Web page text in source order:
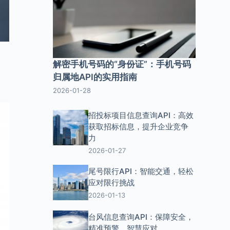
解密手机号码的“身份证”：手机号码
归属地API的实用指南
2026-01-28
招投标项目信息查询API：高效
获取招标信息，提升企业竞争
力
2026-01-27
尾号限行API：智能交通，轻松
应对限行挑战
2026-01-13
台风信息查询API：保障安全，